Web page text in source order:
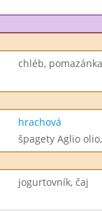
chléb,
hrachová
špagety Aglio
jogurtovník, čaj